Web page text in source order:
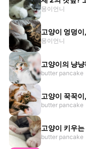
몽이언니
고양이 엉덩
몽이언니
고양이의 냥
butter pancake
고양이 꾹꾹
butter pancake
고양이 키우
butter pancake